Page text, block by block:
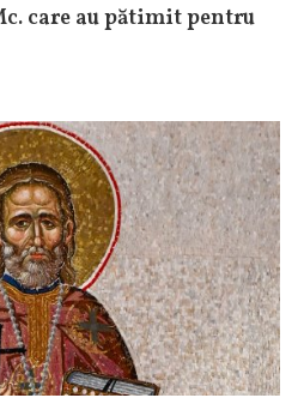
care au pătimit pentru